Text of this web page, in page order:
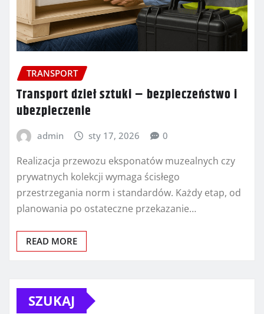
TRANSPORT
Transport dzieł sztuki – bezpieczeństwo i
ubezpieczenie
admin sty 17, 2026 0
Realizacja przewozu eksponatów muzealnych czy
prywatnych kolekcji wymaga ścisłego
przestrzegania norm i standardów. Każdy etap, od
planowania po ostateczne przekazanie…
READ MORE
SZUKAJ